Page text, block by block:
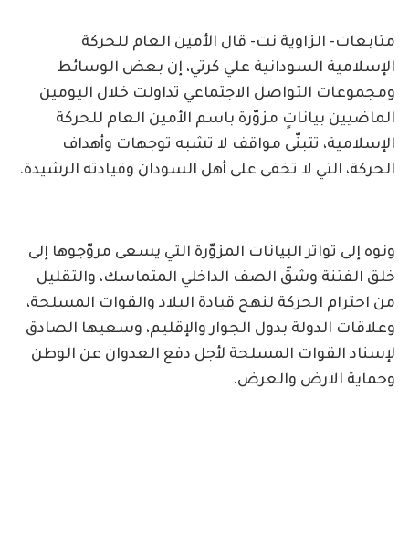
متابعات- الزاوية نت- قال الأمين العام للحركة
الإسلامية السودانية علي كرتي، إن بعض الوسائط
ومجموعات التواصل الاجتماعي تداولت خلال اليومين
الماضيين بياناتٍ مزوّرة باسم الأمين العام للحركة
الإسلامية، تتبنّى مواقف لا تشبه توجهات وأهداف
الحركة، التي لا تخفى على أهل السودان وقيادته الرشيدة.
ونوه إلى تواتر البيانات المزوّرة التي يسعى مروّجوها إلى
خلق الفتنة وشقّ الصف الداخلي المتماسك، والتقليل
من احترام الحركة لنهج قيادة البلاد والقوات المسلحة،
وعلاقات الدولة بدول الجوار والإقليم، وسعيها الصادق
لإسناد القوات المسلحة لأجل دفع العدوان عن الوطن
وحماية الارض والعرض.